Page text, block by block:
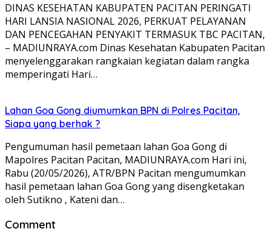
DINAS KESEHATAN KABUPATEN PACITAN PERINGATI
HARI LANSIA NASIONAL 2026, PERKUAT PELAYANAN
DAN PENCEGAHAN PENYAKIT TERMASUK TBC PACITAN,
– MADIUNRAYA.com Dinas Kesehatan Kabupaten Pacitan
menyelenggarakan rangkaian kegiatan dalam rangka
memperingati Hari…
Lahan Goa Gong diumumkan BPN di Polres Pacitan,
Siapa yang berhak ?
Pengumuman hasil pemetaan lahan Goa Gong di
Mapolres Pacitan Pacitan, MADIUNRAYA.com Hari ini,
Rabu (20/05/2026), ATR/BPN Pacitan mengumumkan
hasil pemetaan lahan Goa Gong yang disengketakan
oleh Sutikno , Kateni dan…
Comment